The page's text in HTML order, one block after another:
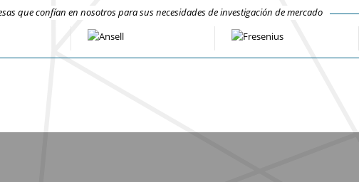
que confían en nosotros para sus necesidades de investigación de mercado